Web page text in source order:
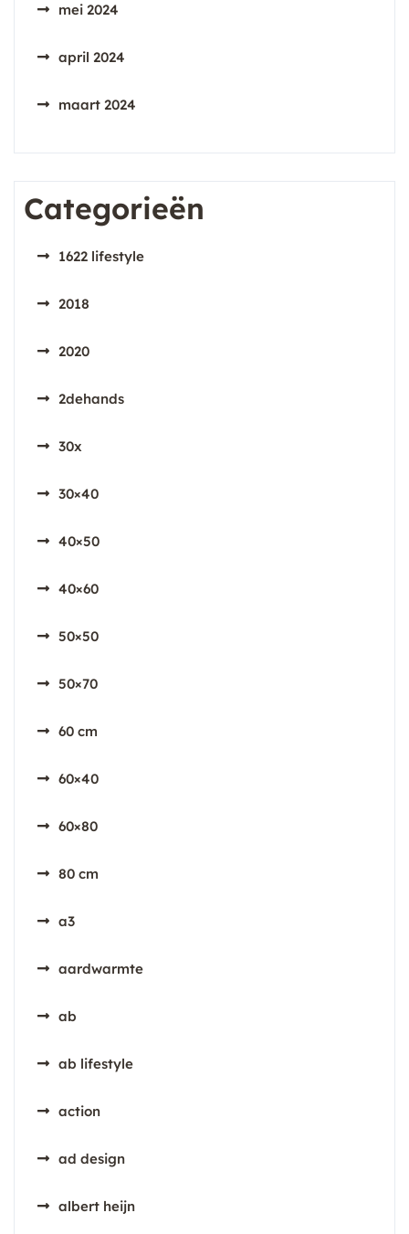
mei 2024
april 2024
maart 2024
Categorieën
1622 lifestyle
2018
2020
2dehands
30x
30×40
40×50
40×60
50×50
50×70
60 cm
60×40
60×80
80 cm
a3
aardwarmte
ab
ab lifestyle
action
ad design
albert heijn